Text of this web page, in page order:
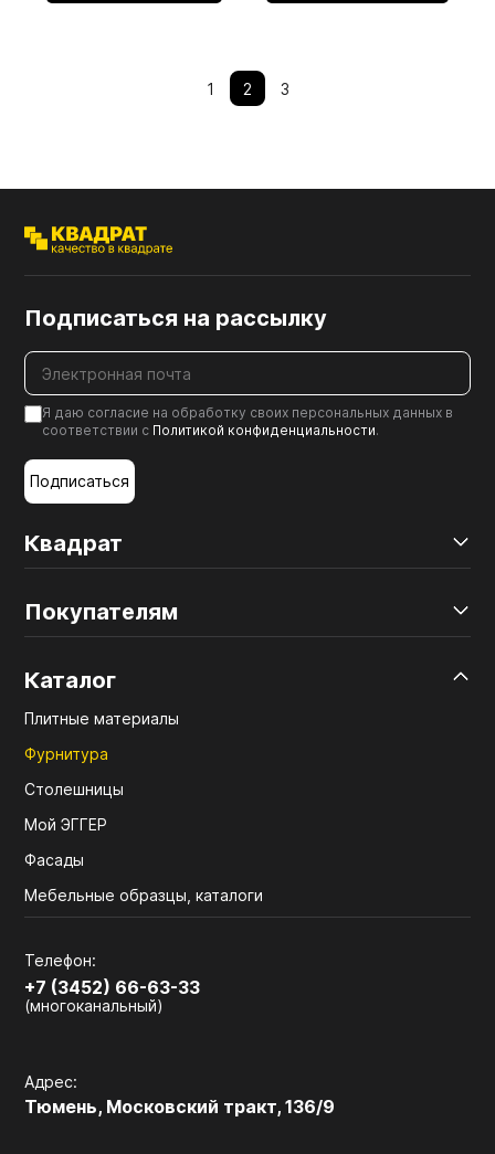
1 2 3
Квадрат
Покупателям
Каталог
Плитные материалы
Фурнитура
Столешницы
Мой ЭГГЕР
Фасады
Мебельные образцы, каталоги
Телефон:
+7 (3452) 66-63-33
(многоканальный)
Адрес:
Тюмень, Московский тракт, 136/9
Подписаться на рассылку
Я даю согласие на обработку своих персональных данных в
соответствии с Политикой конфиденциальности.
Подписаться